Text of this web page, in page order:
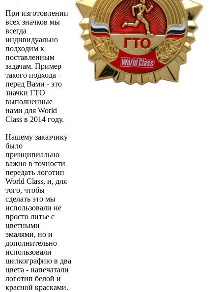
При изготовлении
всех значков мы
всегда
индивидуально
подходим к
поставленным
задачам. Пример
такого подхода -
перед Вами - это
значки ГТО
выполненные
нами для World
Class в 2014 году.
Нашему заказчику
было
принципиально
важно в точности
передать логотип
World Class, и, для
того, чтобы
сделать это мы
использовали не
просто литье с
цветными
эмалями, но и
дополнительно
использовали
шелкографию в два
цвета - напечатали
логотип белой и
красной красками.